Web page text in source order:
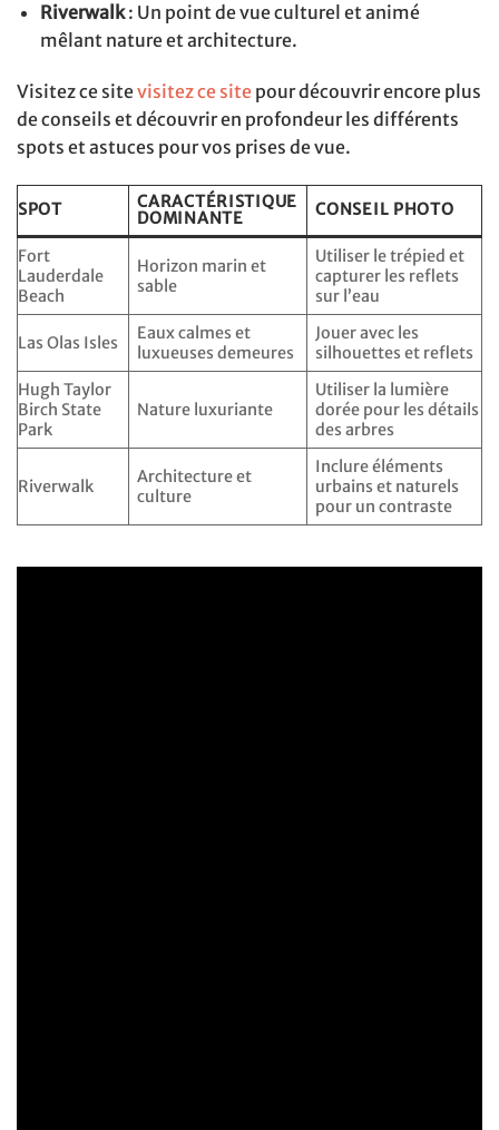
Riverwalk: Un point de vue culturel et animé
mêlant nature et architecture.
Visitez ce sitevisitez ce site pour découvrir encore plus
de conseils et découvrir en profondeur les différents
spots et astuces pour vos prises de vue.
SPOT
CARACTÉRISTIQUE
DOMINANTE
CONSEIL PHOTO
Fort
Lauderdale
Beach
Horizon marin et
sable
Utiliser le trépied et
capturer les reflets
sur l’eau
Las Olas Isles
Eaux calmes et
luxueuses demeures
Jouer avec les
silhouettes et reflets
Hugh Taylor
Birch State
Park
Nature luxuriante
Utiliser la lumière
dorée pour les détails
des arbres
Riverwalk
Architecture et
culture
Inclure éléments
urbains et naturels
pour un contraste